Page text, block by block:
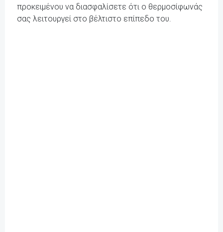
προκειμένου να διασφαλίσετε ότι ο θερμοσίφωνάς
σας λειτουργεί στο βέλτιστο επίπεδο του.